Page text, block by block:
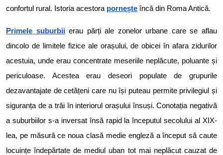
confortul rural. Istoria acestora porneșteîncă din Roma Antică.
Primele suburbiierau părți ale zonelor urbane care se aflau
dincolo de limitele fizice ale orașului, de obicei în afara zidurilor
acestuia, unde erau concentrate meseriile neplăcute, poluante și
periculoase. Acestea erau deseori populate de grupurile
dezavantajate de cetățeni care nu își puteau permite privilegiul și
siguranța de a trăi în interiorul orașului însuși. Conotația negativă
a suburbiilor s-a inversat însă rapid la începutul secolului al XIX-
lea, pe măsură ce noua clasă medie engleză a început să caute
locuințe îndepărtate de mediul uban tot mai neplăcut cauzat de